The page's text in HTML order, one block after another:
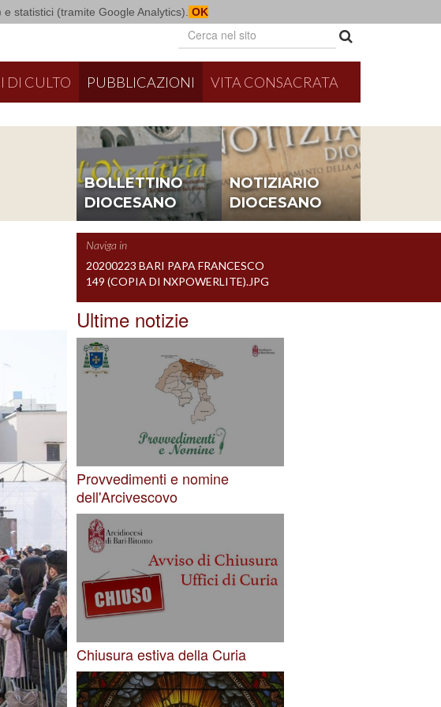
statistici (tramite Google Analytics). OK
DI CULTO PUBBLICAZIONI VITA CONSACRATA
BOLLETTINO
DIOCESANO
NOTIZIARIO
DIOCESANO
Naviga in
20200223 BARI PAPA FRANCESCO
149 (COPIA DI NXPOWERLITE).JPG
Ultime notizie
Provvedimenti e nomine
dell'Arcivescovo
Chiusura estiva della Curia